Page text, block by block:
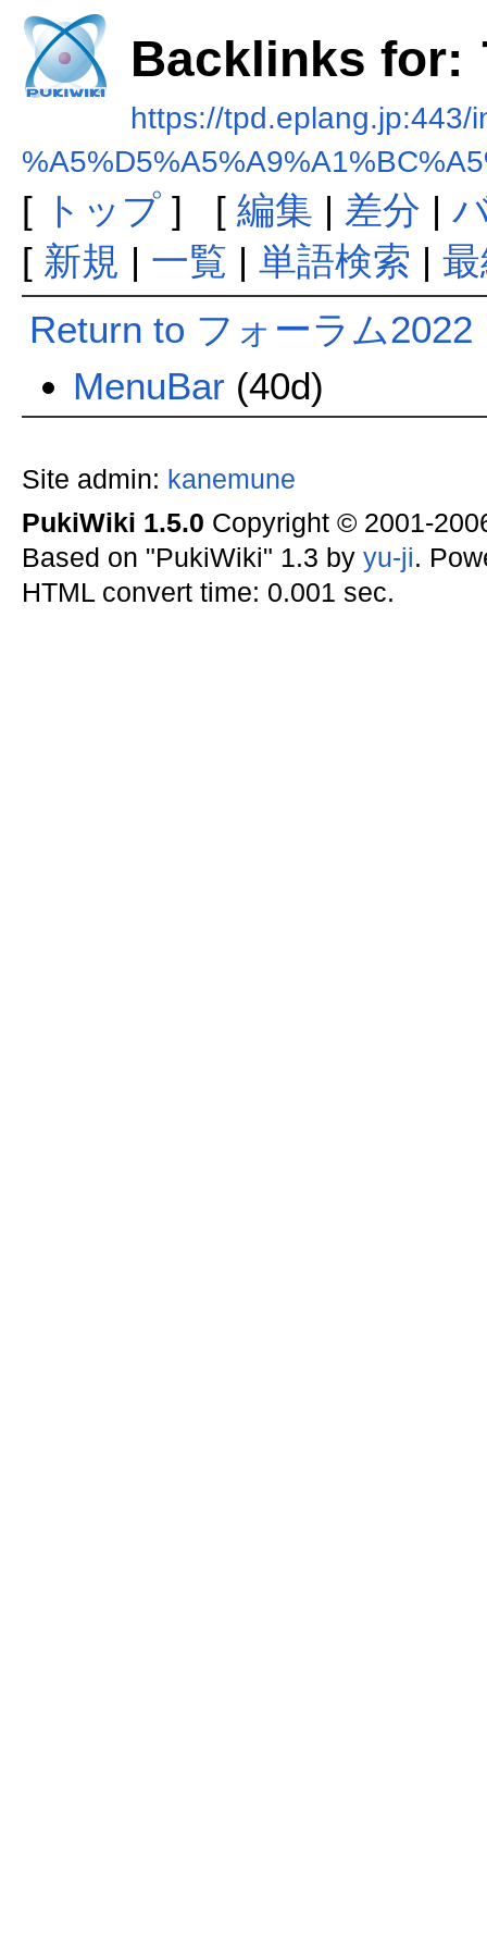
Backlinks for:
https://tpd.eplang.jp:443/
[ トップ] [ 編集 | 差分 |
[ 新規 | 一覧 | 単語検索 |
Return to フォーラム2022
MenuBar (40d)
Site admin: kanemune
PukiWiki 1.5.0 Copyright © 2001-
Based on "PukiWiki" 1.3 by yu-ji.
HTML convert time: 0.001 sec.